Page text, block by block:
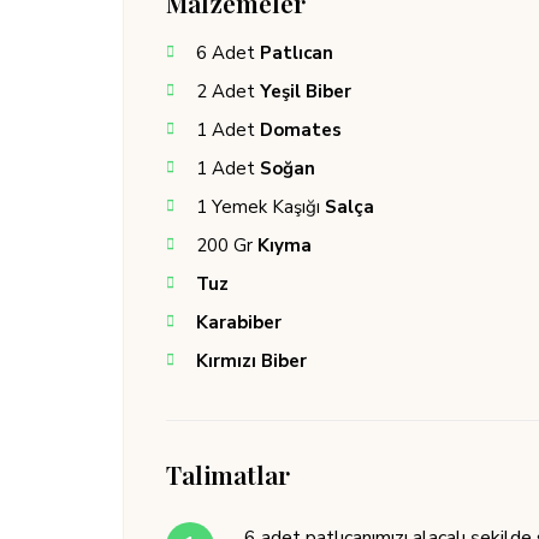
6 Adet Patlıcan
2 Adet Yeşil Biber
1 Adet Domates
1 Adet Soğan
1 Yemek Kaşığı Salça
200 Gr Kıyma
Tuz
Karabiber
Kırmızı Biber
Talimatlar